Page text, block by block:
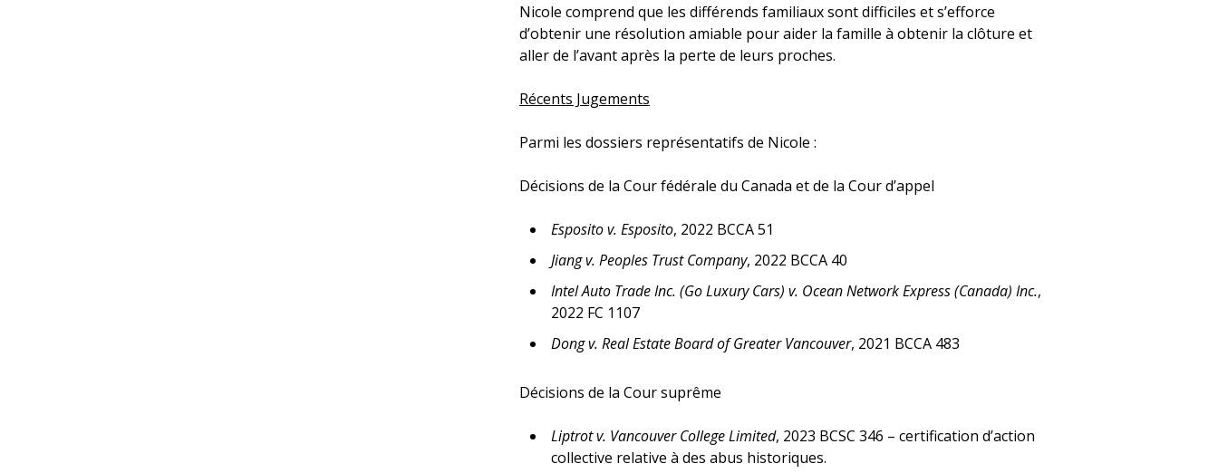
Nicole comprend que les différends familiaux sont difficiles et s’efforce
d’obtenir une résolution amiable pour aider la famille à obtenir la clôture et
aller de l’avant après la perte de leurs proches.
Récents Jugements
Parmi les dossiers représentatifs de Nicole :
Décisions de la Cour fédérale du Canada et de la Cour d’appel
Esposito v. Esposito, 2022 BCCA 51
Jiang v. Peoples Trust Company, 2022 BCCA 40
Intel Auto Trade Inc. (Go Luxury Cars) v. Ocean Network Express (Canada) Inc.,
2022 FC 1107
Dong v. Real Estate Board of Greater Vancouver, 2021 BCCA 483
Décisions de la Cour suprême
Liptrot v. Vancouver College Limited, 2023 BCSC 346 – certification d’action
collective relative à des abus historiques.